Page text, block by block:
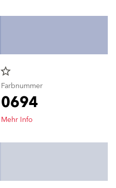
star_border
Farbnummer
0694
Mehr Info